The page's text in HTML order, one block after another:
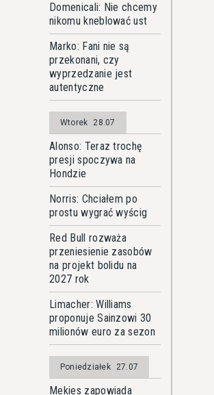
Domenicali: Nie chcemy
nikomu kneblować ust
Marko: Fani nie są
przekonani, czy
wyprzedzanie jest
autentyczne
Wtorek 28.07
Alonso: Teraz trochę
presji spoczywa na
Hondzie
Norris: Chciałem po
prostu wygrać wyścig
Red Bull rozważa
przeniesienie zasobów
na projekt bolidu na
2027 rok
Limacher: Williams
proponuje Sainzowi 30
milionów euro za sezon
Poniedziałek 27.07
Mekies zapowiada